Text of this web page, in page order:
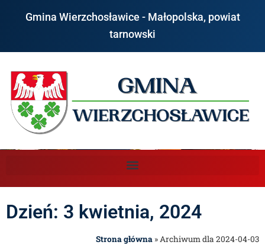
Gmina Wierzchosławice - Małopolska, powiat
tarnowski
Dzień: 3 kwietnia, 2024
Strona główna »Archiwum dla 2024-04-03